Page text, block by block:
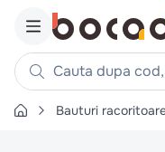
Cauta dupa cod,
Căutări populare
Bauturi